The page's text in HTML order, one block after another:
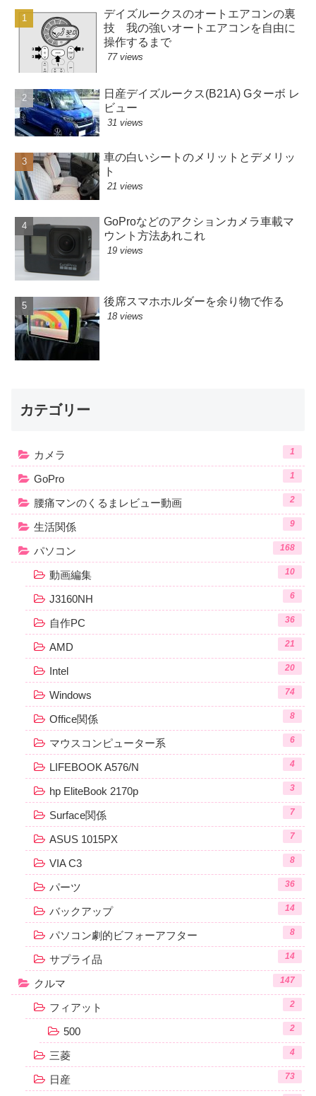
デイズルークスのオートエアコンの裏
技 我の強いオートエアコンを自由に
操作するまで
77 views
日産デイズルークス(B21A) Gターボ レ
ビュー
31 views
車の白いシートのメリットとデメリッ
ト
21 views
GoProなどのアクションカメラ車載マ
ウント方法あれこれ
19 views
後席スマホホルダーを余り物で作る
18 views
カテゴリー
カメラ 1
GoPro 1
腰痛マンのくるまレビュー動画 2
生活関係 9
パソコン 168
動画編集 10
J3160NH 6
自作PC 36
AMD 21
Intel 20
Windows 74
Office関係 8
マウスコンピューター系 6
LIFEBOOK A576/N 4
hp EliteBook 2170p 3
Surface関係 7
ASUS 1015PX 7
VIA C3 8
パーツ 36
バックアップ 14
パソコン劇的ビフォーアフター 8
サプライ品 14
クルマ 147
フィアット 2
500 2
三菱 4
日産 73